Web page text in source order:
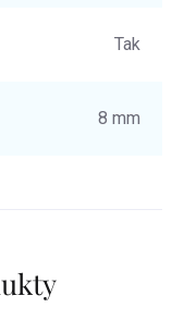
Tak
8 mm